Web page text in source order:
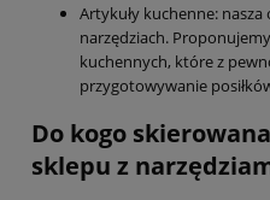
Artykuły kuchenne:
narzędziach.
kuchennych, które z
przygotowywanie
Do kogo
sklepu z